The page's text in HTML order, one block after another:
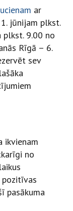
ar
jūnijam plkst.
plkst. 9.00 no
Rīgā – 6.
sev
ikvienam
no
pasākuma